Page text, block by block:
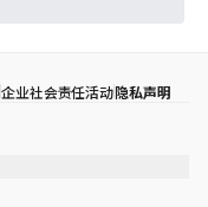
企业社会责任活动隐私声明